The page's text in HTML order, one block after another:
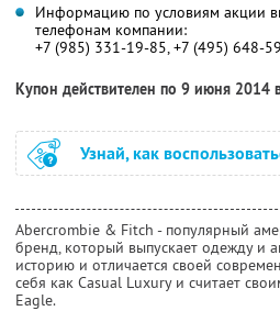
Информацию по условиям акции
телефонам компании:
+7 (985) 331-19-85, +7 (495) 648-
Купон действителен по 9 июня 2014
Узнай, как
Abercrombie & Fitch - популярный
бренд, который выпускает одежду и
историю и отличается своей
себя как Casual Luxury и считает
Eagle.